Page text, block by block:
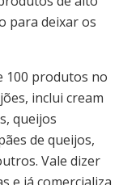
para deixar os
100 produtos no
inclui cream
queijos
de queijos,
Vale dizer
e já comercializa